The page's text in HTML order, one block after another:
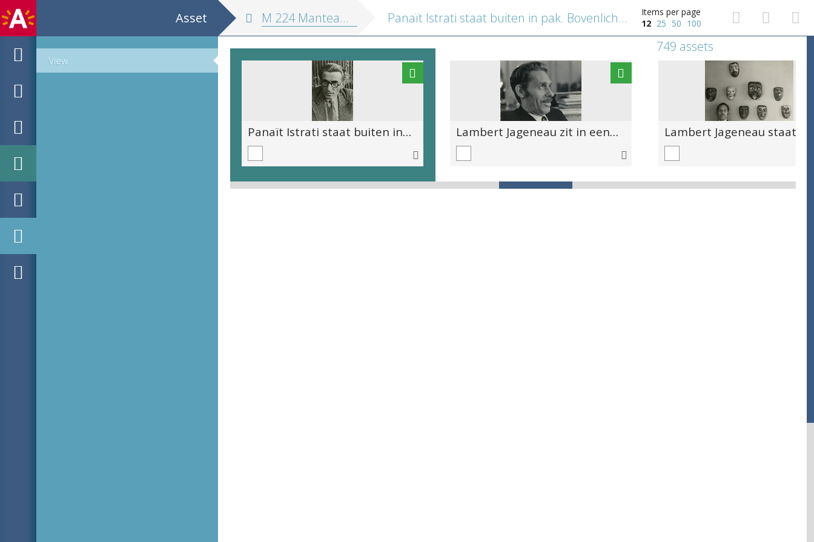
Asset
View
M 224 Manteau foto's Panaït Istrati staat buiten in pak. Bovenlichaam en hoofd zijn te zien. Hij kijkt naar voor.
Items per page
12 25 50 100
749 assets
Panaït Istrati staat buiten in pak. Bovenlichaam en hoofd zijn te zien. Hij kijkt naar voor. Lambert Jageneau zit in een zaal. De foto is getrokken van zijn rechterzijkant. Hij kijkt lachend naar voor.